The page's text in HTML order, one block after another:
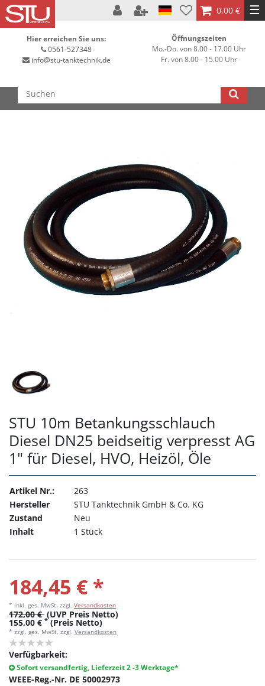
0,00 € ☰
Hier erreichen Sie uns:
0561-527348
info@stu-tanktechnik.de
Öffnungszeiten
Mo.-Do. von 8.00 - 17.00 Uhr
Fr. von 8.00 - 15.00 Uhr
STU 10m Betankungsschlauch
Diesel DN25 beidseitig verpresst AG
1" für Diesel, HVO, Heizöl, Öle
Artikel Nr.:
263
Hersteller
STU Tanktechnik GmbH & Co. KG
Zustand
Neu
Inhalt
1 Stück
184,45 € *
* inkl. ges. MwSt. zzgl. Versandkosten
172,00 € (UVP Preis Netto)
155,00 € * (Preis Netto)
* zzgl. ges. MwSt. zzgl. Versandkosten
Verfügbarkeit:
Sofort versandfertig, Lieferzeit 2 -3 Werktage*
WEEE-Reg.-Nr. DE 50002973